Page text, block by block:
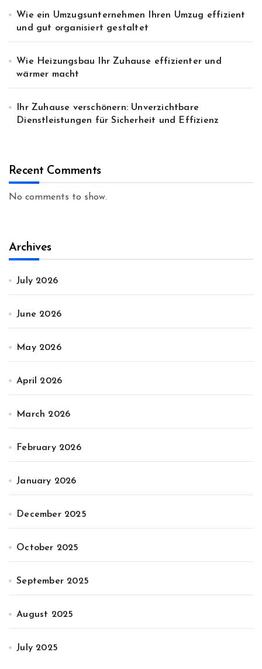
Wie ein Umzugsunternehmen Ihren Umzug effizient
und gut organisiert gestaltet
Wie Heizungsbau Ihr Zuhause effizienter und
wärmer macht
Ihr Zuhause verschönern: Unverzichtbare
Dienstleistungen für Sicherheit und Effizienz
Recent Comments
No comments to show.
Archives
July 2026
June 2026
May 2026
April 2026
March 2026
February 2026
January 2026
December 2025
October 2025
September 2025
August 2025
July 2025